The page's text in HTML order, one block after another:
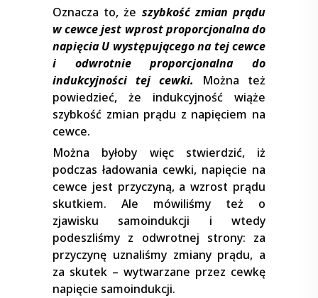
Oznacza to, że szybkość zmian prądu
w cewce jest wprost proporcjonalna do
napięcia U występującego na tej cewce
i odwrotnie proporcjonalna do
indukcyjności tej cewki. Można też
powiedzieć, że indukcyjność wiąże
szybkość zmian prądu z napięciem na
cewce.
Można byłoby więc stwierdzić, iż
podczas ładowania cewki, napięcie na
cewce jest przyczyną, a wzrost prądu
skutkiem. Ale mówiliśmy też o
zjawisku samoindukcji i wtedy
podeszliśmy z odwrotnej strony: za
przyczynę uznaliśmy zmiany prądu, a
za skutek – wytwarzane przez cewkę
napięcie samoindukcji.